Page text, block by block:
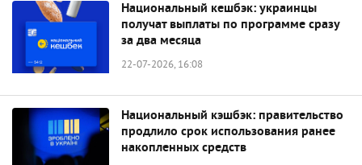
Национальный кешбэк: украинцы
получат выплаты по программе сразу
за два месяца
22-07-2026, 16:08
Национальный кэшбэк: правительство
продлило срок использования ранее
накопленных средств